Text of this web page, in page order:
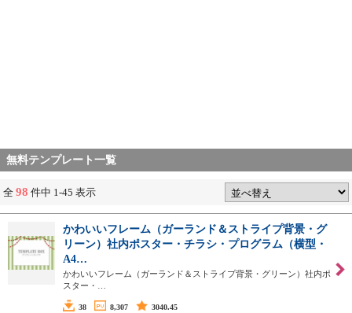
無料テンプレート一覧
全 98 件中 1-45 表示
かわいいフレーム（ガーランド＆ストライプ背景・グ
リーン）社内ポスター・チラシ・プログラム（横型・
A4…
かわいいフレーム（ガーランド＆ストライプ背景・グリーン）社内ポ
スター・…
38 8,307 3040.45